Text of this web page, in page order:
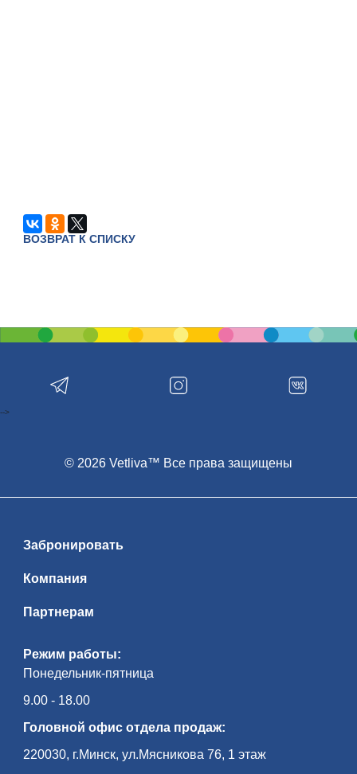
ВОЗВРАТ К СПИСКУ
Режим работы:
Понедельник-пятница
9.00 - 18.00
Головной офис отдела продаж:
220030, г.Минск, ул.Мясникова 76, 1 этаж
Забронировать
Компания
Партнерам
© 2026 Vetliva™ Все права защищены
-->